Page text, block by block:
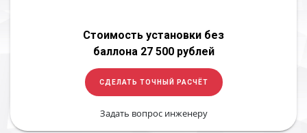
Стоимость установки без
баллона 27 500 рублей
СДЕЛАТЬ ТОЧНЫЙ РАСЧЁТ
Задать вопрос инженеру